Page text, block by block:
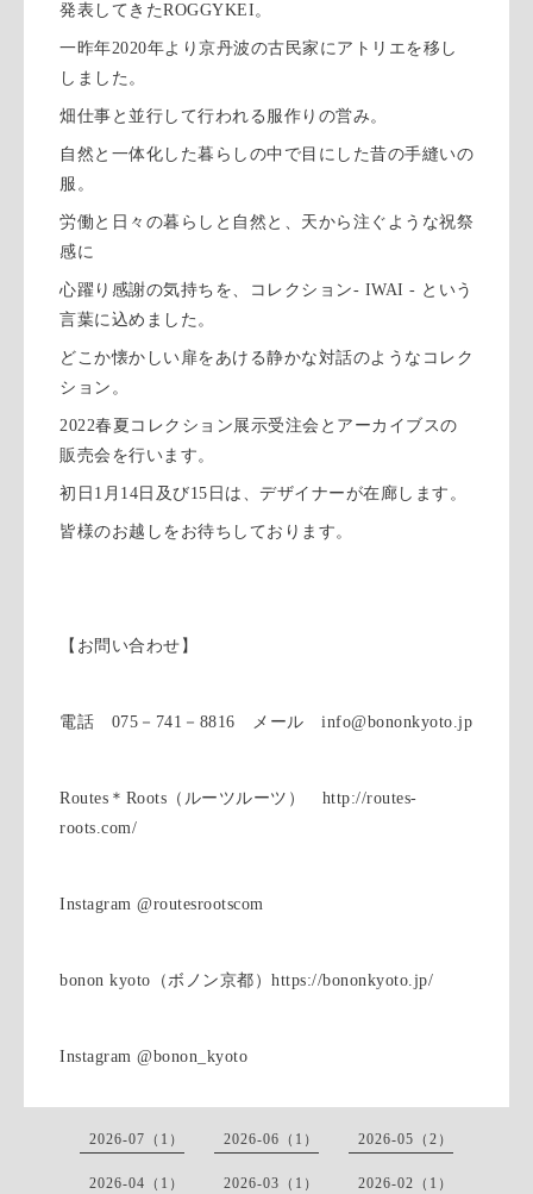
発表してきたROGGYKEI。
一昨年2020年より京丹波の古民家にアトリエを移し
しました。
畑仕事と並行して行われる服作りの営み。
自然と一体化した暮らしの中で目にした昔の手縫いの
服。
労働と日々の暮らしと自然と、天から注ぐような祝祭
感に
心躍り感謝の気持ちを、コレクション- IWAI - という
言葉に込めました。
どこか懐かしい扉をあける静かな対話のようなコレク
ション。
2022春夏コレクション展示受注会とアーカイブスの
販売会を行います。
初日1月14日及び15日は、デザイナーが在廊します。
皆様のお越しをお待ちしております。
【お問い合わせ】
電話 075－741－8816 メール info@bononkyoto.jp
Routes＊Roots（ルーツルーツ） http://routes-
roots.com/
Instagram @routesrootscom
bonon kyoto（ボノン京都）https://bononkyoto.jp/
Instagram @bonon_kyoto
2026-07（1） 2026-06（1） 2026-05（2）
2026-04（1） 2026-03（1） 2026-02（1）